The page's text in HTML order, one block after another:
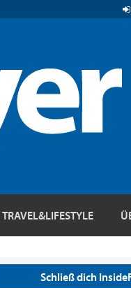
TRAVEL&LIFESTYLE
Schließ dich